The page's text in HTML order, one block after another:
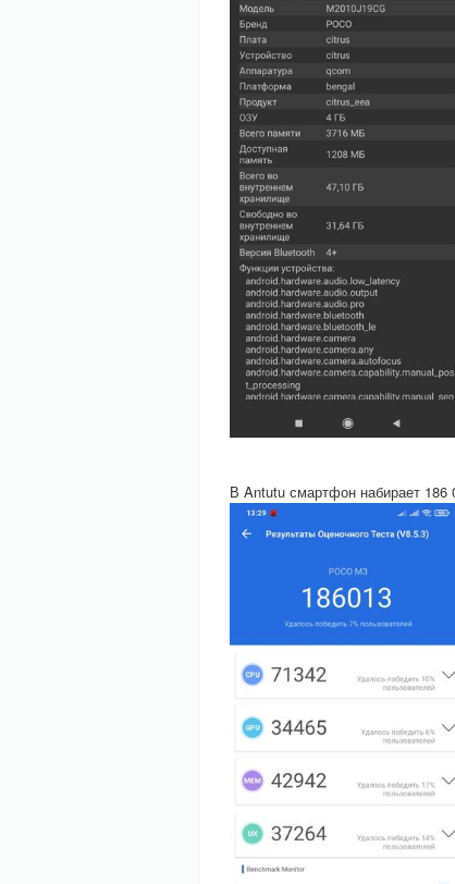
В Antutu смартфон набирает 186